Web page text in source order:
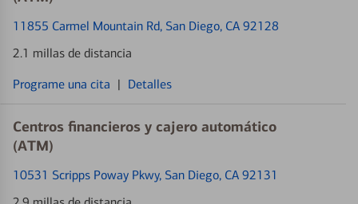
11855 Carmel Mountain Rd, San Diego, CA 92128
2.1 millas de distancia
Programe una cita | Detalles
Centros financieros y cajero automático
(ATM)
10531 Scripps Poway Pkwy, San Diego, CA 92131